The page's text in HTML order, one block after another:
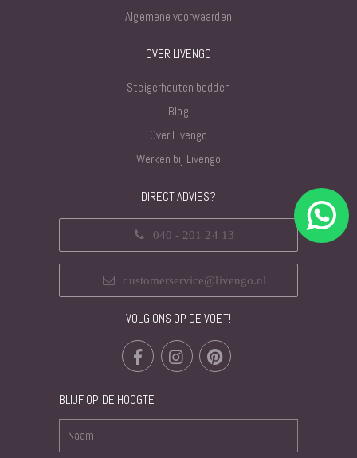
Algemene voorwaarden
OVER LIVENGO
Steigerhouten bedden
Blog
Over Livengo
Werken bij Livengo
DIRECT ADVIES?
040 - 201 24 13
customerservice@livengo.nl
VOLG ONS OP DE VOET!
BLIJF OP DE HOOGTE